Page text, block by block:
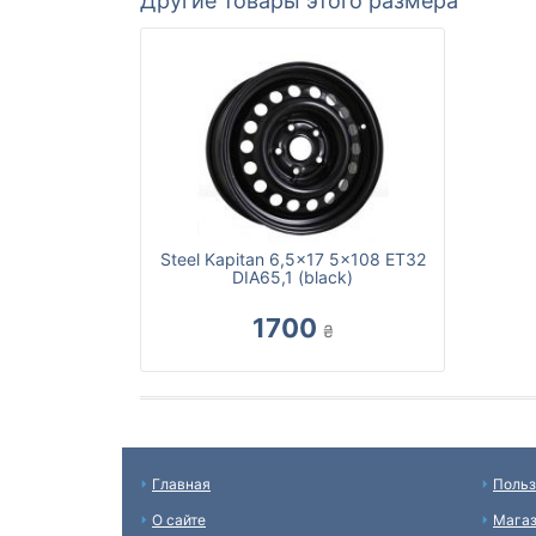
Steel Kapitan 6,5x17 5x108 ET32
DIA65,1 (black)
1700 ₴
Главная
О сайте